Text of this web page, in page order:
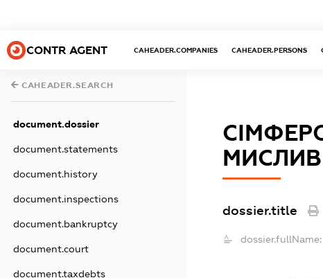
CONTR AGENT CAHEADER.COMPANIES CAHEADER.PERSONS
CAHEADER.SEARCH
document.dossier
document.statements
document.history
document.inspections
document.bankruptcy
document.court
document.taxdebts
dossier.title
dossier.fullName: